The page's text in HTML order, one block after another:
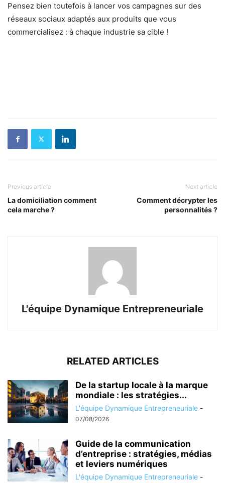
Pensez bien toutefois à lancer vos campagnes sur des
réseaux sociaux adaptés aux produits que vous
commercialisez : à chaque industrie sa cible !
Previous article
La domiciliation comment
cela marche ?
Next article
Comment décrypter les
personnalités ?
L'équipe Dynamique Entrepreneuriale
RELATED ARTICLES
De la startup locale à la marque
mondiale : les stratégies...
L'équipe Dynamique Entrepreneuriale -
07/08/2026
Guide de la communication
d’entreprise : stratégies, médias
et leviers numériques
L'équipe Dynamique Entrepreneuriale -